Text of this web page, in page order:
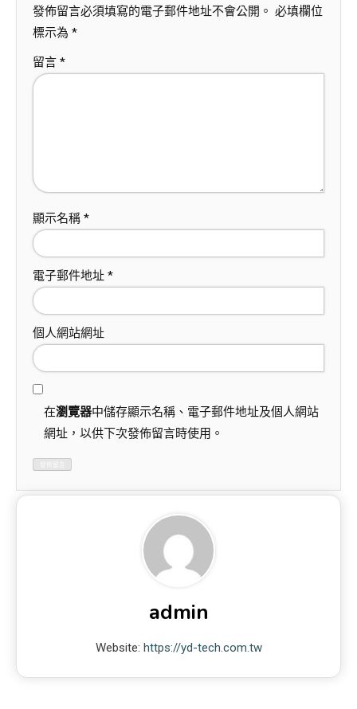
發佈留言必須填寫的電子郵件地址不會公開。 必填欄位
標示為 *
留言 *
顯示名稱 *
電子郵件地址 *
個人網站網址
在瀏覽器中儲存顯示名稱、電子郵件地址及個人網站
網址，以供下次發佈留言時使用。
admin
Website: https://yd-tech.com.tw